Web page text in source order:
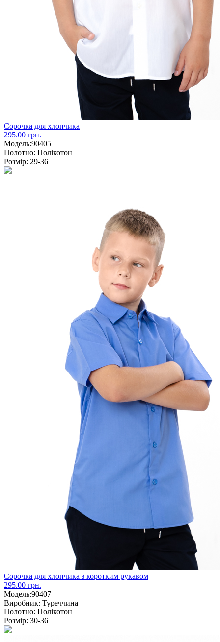
Сорочка для хлопчика
295.00 грн.
Модель:90405
Полотно: Полікотон
Розмір: 29-36
Сорочка для хлопчика з коротким рукавом
295.00 грн.
Модель:90407
Виробник: Туреччина
Полотно: Полікотон
Розмір: 30-36